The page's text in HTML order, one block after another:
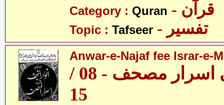
Category : Quran - قرآن
Topic : Tafseer - تفسیر
Anwar-e-Najaf fee Israr-e-
انوار نجف فی اسرار مصحف - 08 /
15